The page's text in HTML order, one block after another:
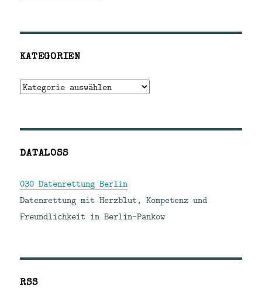
KATEGORIEN
Kategorien
DATALOSS
030 Datenrettung Berlin
Datenrettung mit Herzblut, Kompetenz und
Freundlichkeit in Berlin-Pankow
RSS